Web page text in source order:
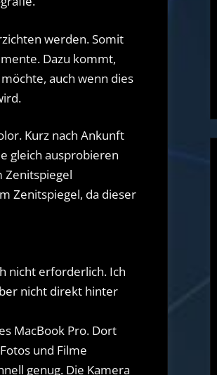
werden. Somit
Dazu kommt,
auch wenn dies
Kurz nach Ankunft
gleich ausprobieren
Zenitspiegel
Zenitspiegel, da dieser
nicht erforderlich. Ich
nicht direkt hinter
MacBook Pro. Dort
und Filme
genug. Die Kamera